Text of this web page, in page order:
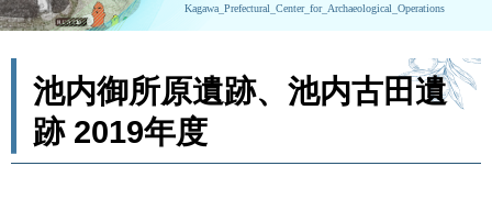
Kagawa_Prefectural_Center_for_Archaeological_Operations
池内御所原遺跡、池内古田遺
跡 2019年度